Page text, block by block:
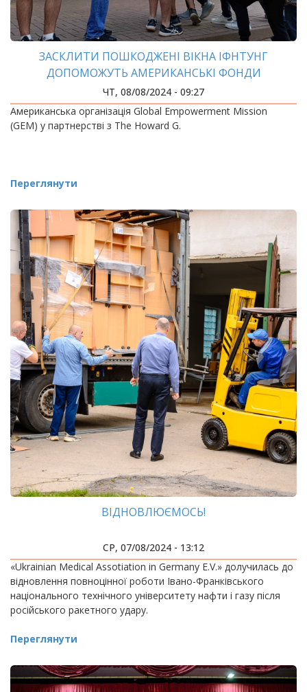
ЗАСКЛИТИ ПОШКОДЖЕНІ ВІКНА ІФНТУНГ
ДОПОМОЖУТЬ АМЕРИКАНСЬКІ ФОНДИ
ЧТ, 08/08/2024 - 09:27
Американська організація Global Empowerment Mission
(GEM) у партнерстві з The Howard G.
Переглянути
ВІДНОВЛЮЄМОСЬ!
СР, 07/08/2024 - 13:12
«Ukrainian Medical Assotiation in Germany E.V.» долучилась до
відновлення повноцінної роботи Івано-Франківського
національного технічного університету нафти і газу після
російського ракетного удару.
Переглянути